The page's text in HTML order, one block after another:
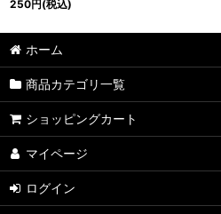
250円(税込)
ホーム
商品カテゴリ一覧
ショッピングカート
マイページ
ログイン